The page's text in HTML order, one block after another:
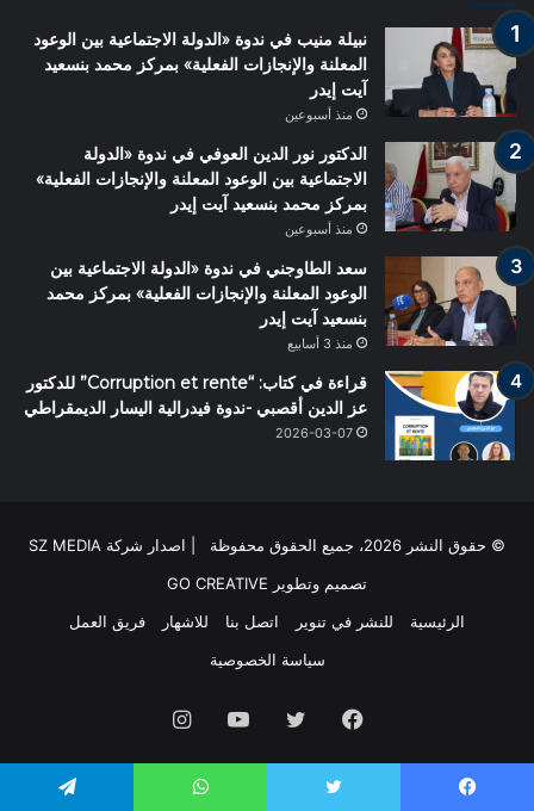
نبيلة منيب في ندوة «الدولة الاجتماعية بين الوعود
المعلنة والإنجازات الفعلية» بمركز محمد بنسعيد
آيت إيدر
منذ أسبوعين
الدكتور نور الدين العوفي في ندوة «الدولة
الاجتماعية بين الوعود المعلنة والإنجازات الفعلية»
بمركز محمد بنسعيد آيت إيدر
منذ أسبوعين
سعد الطاوجني في ندوة «الدولة الاجتماعية بين
الوعود المعلنة والإنجازات الفعلية» بمركز محمد
بنسعيد آيت إيدر
منذ 3 أسابيع
قراءة في كتاب: “Corruption et rente” للدكتور
عز الدين أقصبي -ندوة فيدرالية اليسار الديمقراطي
2026-03-07
© حقوق النشر 2026، جميع الحقوق محفوظة | اصدار شركة SZ MEDIA
تصميم وتطوير GO CREATIVE
الرئيسية
للنشر في تنوير اتصل بنا للاشهار
فريق العمل
سياسة الخصوصية
فيسبوك تويتر يوتيوب